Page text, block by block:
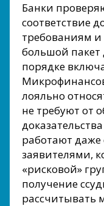
Банки
соответствие
требованиям
большой пакет
порядке
лояльно
не требуют от
работают
заявителями,
«рисковой»
получение
рассчитывать